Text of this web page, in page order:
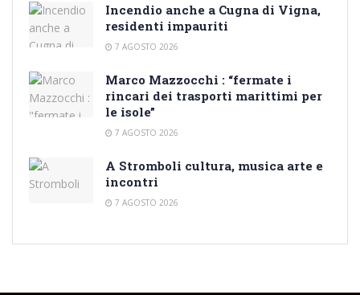
Incendio anche a Cugna di Vigna,
residenti impauriti
7 AGOSTO 2026
Marco Mazzocchi : “fermate i
rincari dei trasporti marittimi per
le isole”
7 AGOSTO 2026
A Stromboli cultura, musica arte e
incontri
7 AGOSTO 2026